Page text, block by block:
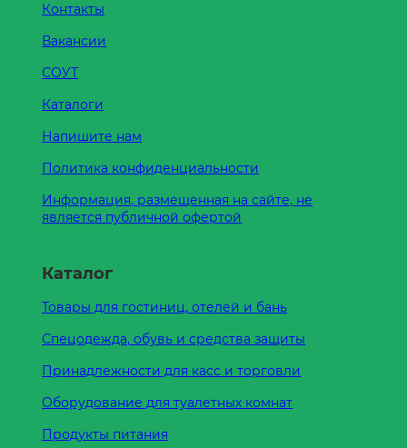
Контакты
Вакансии
СОУТ
Каталоги
Напишите нам
Политика конфиденциальности
Информация, размещенная на сайте, не
является публичной офертой
Каталог
Товары для гостиниц, отелей и бань
Спецодежда, обувь и средства защиты
Принадлежности для касс и торговли
Оборудование для туалетных комнат
Продукты питания